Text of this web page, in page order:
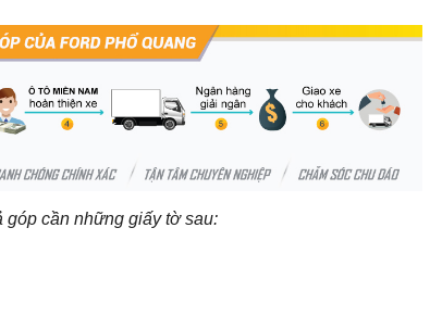
góp cần những giấy tờ sau: